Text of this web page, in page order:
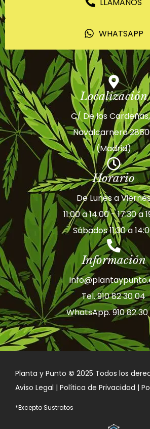
WHATSAPP
Localización
C/ De los
Navalcarnero
(Madrid)
Horario
De Lunes a
11:00 a 14:00 - 17:30 a
Sábados 11:30 a
Información
Tel. 910 82 30 04
WhatsApp. 910 82
Planta y Punto © 2025 Todos los
Aviso Legal | Política de Privacidad |
*Excepto Sustratos